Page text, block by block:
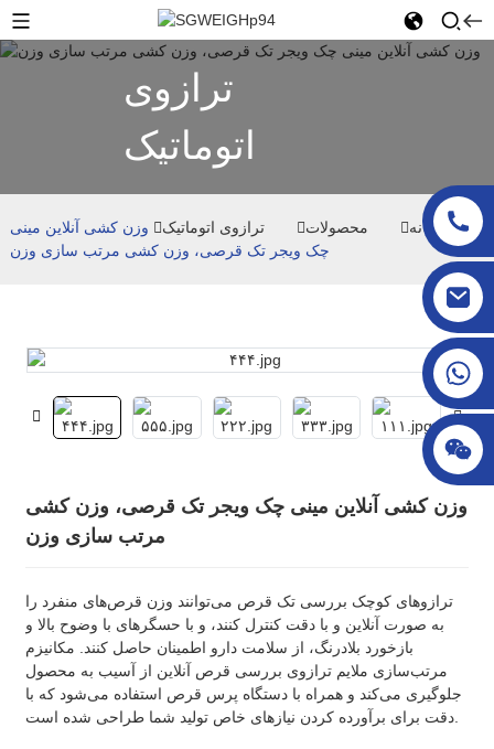
ترازوی
اتوماتیک
خانه محصولات ترازوی اتوماتیک
وزن کشی آنلاین مینی
چک ویجر تک قرصی، وزن کشی مرتب سازی وزن
وزن کشی آنلاین مینی چک ویجر تک قرصی، وزن کشی
مرتب سازی وزن
ترازوهای کوچک بررسی تک قرص می‌توانند وزن قرص‌های منفرد را
به صورت آنلاین و با دقت کنترل کنند، و با حسگرهای با وضوح بالا و
بازخورد بلادرنگ، از سلامت دارو اطمینان حاصل کنند. مکانیزم
مرتب‌سازی ملایم ترازوی بررسی قرص آنلاین از آسیب به محصول
جلوگیری می‌کند و همراه با دستگاه پرس قرص استفاده می‌شود که با
دقت برای برآورده کردن نیازهای خاص تولید شما طراحی شده است.